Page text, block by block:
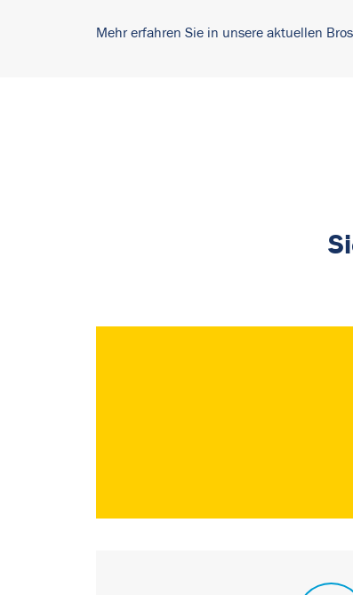
Mehr erfahren Sie in unsere aktuellen